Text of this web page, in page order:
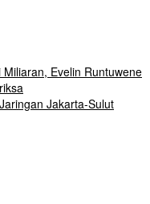
Evelin Runtuwene
Jakarta-Sulut